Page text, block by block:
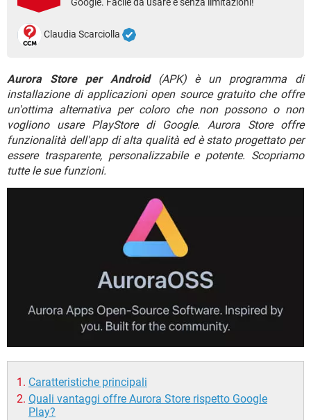
TIKTOK FACEBOOK
HARDWARE
Claudia Scarciolla
Aurora Store per Android(APK) è un programma di
installazione di applicazioni open source gratuito che offre
un'ottima alternativa per coloro che non possono o non
vogliono usare PlayStore di Google. Aurora Store offre
funzionalità dell'app di alta qualità ed è stato progettato per
essere trasparente, personalizzabile e potente. Scopriamo
tutte le sue funzioni.
Caratteristiche principali
Quali vantaggi offre Aurora Store rispetto Google
Play?